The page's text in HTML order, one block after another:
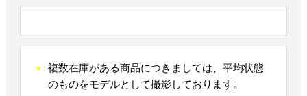
複数在庫がある商品につきましては、平均状態
のものをモデルとして撮影しております。